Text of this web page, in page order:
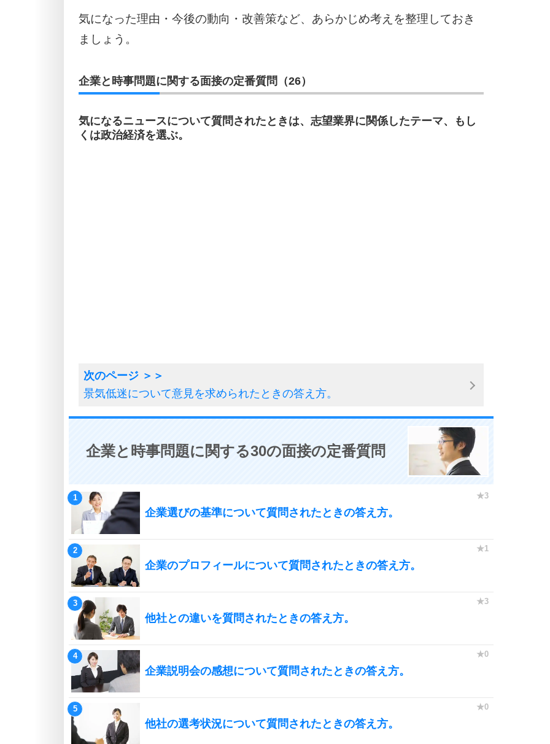
気になった理由・今後の動向・改善策など、あらかじめ考えを整理しておき
ましょう。
企業と時事問題に関する面接の定番質問（26）
気になるニュースについて質問されたときは、志望業界に関係したテーマ、もし
くは政治経済を選ぶ。
景気低迷について意見を求められたときの答え方。
企業と時事問題に関する30の面接の定番質問
企業選びの基準について質問されたときの答え方。
企業のプロフィールについて質問されたときの答え方。
他社との違いを質問されたときの答え方。
企業説明会の感想について質問されたときの答え方。
他社の選考状況について質問されたときの答え方。